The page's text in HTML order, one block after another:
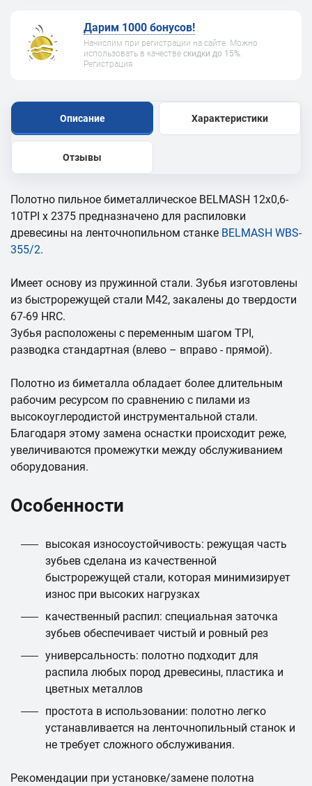
Дарим 1000 бонусов!
Начислим при регистрации на сайте. Можно
использовать в качестве скидки до 15%.
Регистрация
Описание Характеристики
Отзывы
Полотно пильное биметаллическое BELMASH 12x0,6-
10TPI x 2375 предназначено для распиловки
древесины на ленточнопильном станке BELMASH WBS-
355/2.
Имеет основу из пружинной стали. Зубья изготовлены
из быстрорежущей стали М42, закалены до твердости
67-69 HRC.
Зубья расположены с переменным шагом TPI,
разводка стандартная (влево – вправо - прямой).
Полотно из биметалла обладает более длительным
рабочим ресурсом по сравнению с пилами из
высокоуглеродистой инструментальной стали.
Благодаря этому замена оснастки происходит реже,
увеличиваются промежутки между обслуживанием
оборудования.
Особенности
высокая износоустойчивость: режущая часть
зубьев сделана из качественной
быстрорежущей стали, которая минимизирует
износ при высоких нагрузках
качественный распил: специальная заточка
зубьев обеспечивает чистый и ровный рез
универсальность: полотно подходит для
распила любых пород древесины, пластика и
цветных металлов
простота в использовании: полотно легко
устанавливается на ленточнопильный станок и
не требует сложного обслуживания.
Рекомендации при установке/замене полотна